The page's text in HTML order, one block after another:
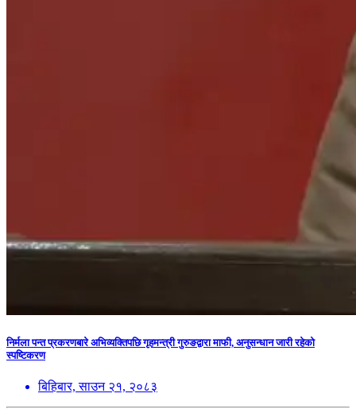
निर्मला पन्त प्रकरणबारे अभिव्यक्तिपछि गृहमन्त्री गुरुङद्वारा माफी, अनुसन्धान जारी रहेको
स्पष्टिकरण
बिहिबार, साउन २१, २०८३